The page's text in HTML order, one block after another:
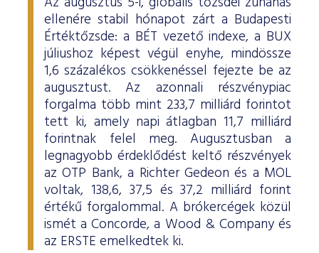
ellenére stabil hónapot zárt a Budapesti
Értéktőzsde: a BÉT vezető indexe, a BUX
júliushoz képest végül enyhe, mindössze
1,6 százalékos csökkenéssel fejezte be az
augusztust. Az azonnali részvénypiac
forgalma több mint 233,7 milliárd forintot
tett ki, amely napi átlagban 11,7 milliárd
forintnak felel meg. Augusztusban a
legnagyobb érdeklődést keltő részvények
az OTP Bank, a Richter Gedeon és a MOL
voltak, 138,6, 37,5 és 37,2 milliárd forint
értékű forgalommal. A brókercégek közül
ismét a Concorde, a Wood & Company és
az ERSTE emelkedtek ki.